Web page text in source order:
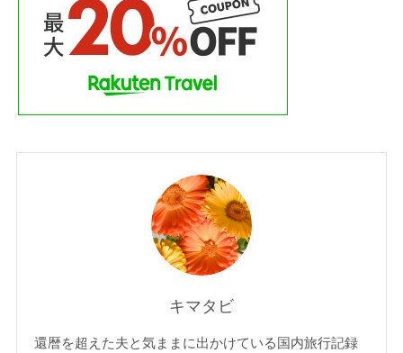
キマタビ
還暦を超えた夫と気ままに出かけている国内旅行記録